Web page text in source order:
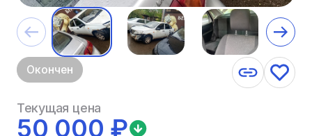
Окончен
Текущая цена
50 000 ₽